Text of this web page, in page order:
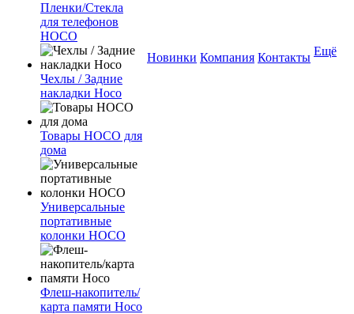
Пленки/Стекла
для телефонов
HOCO
Чехлы / Задние
накладки Hoco
Товары HOCO для
дома
Универсальные
портативные
колонки HOCO
Флеш-накопитель/
карта памяти Hoco
Новинки Компания Контакты Ещё